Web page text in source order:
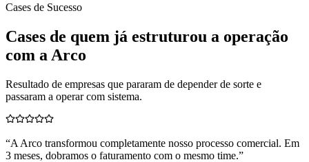
Cases de Sucesso
Cases de quem já estruturou a operação
com a Arco
Resultado de empresas que pararam de depender de sorte e
passaram a operar com sistema.
“A Arco transformou completamente nosso processo comercial. Em
3 meses, dobramos o faturamento com o mesmo time.”